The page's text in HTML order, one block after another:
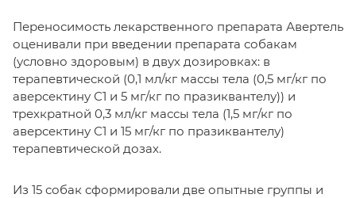
Переносимость лекарственного препарата Авертель
оценивали при введении препарата собакам
(условно здоровым) в двух дозировках: в
терапевтической (0,1 мл/кг массы тела (0,5 мг/кг по
аверсектину С1 и 5 мг/кг по празиквантелу)) и
трехкратной 0,3 мл/кг массы тела (1,5 мг/кг по
аверсектину С1 и 15 мг/кг по празиквантелу)
терапевтической дозах.
Из 15 собак сформировали две опытные группы и